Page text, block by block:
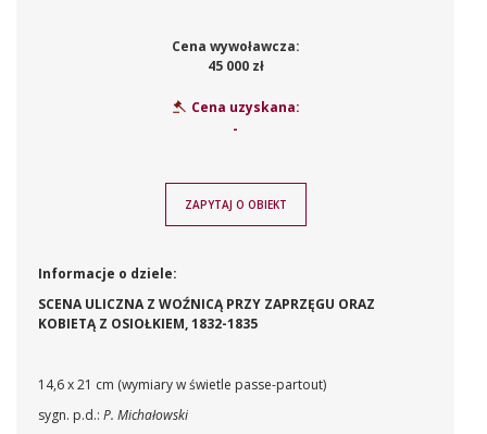
Cena wywoławcza:
45 000 zł
Cena uzyskana:
-
ZAPYTAJ O OBIEKT
Informacje o dziele:
SCENA ULICZNA Z WOŹNICĄ PRZY ZAPRZĘGU ORAZ
KOBIETĄ Z OSIOŁKIEM, 1832-1835
14,6 x 21 cm (wymiary w świetle passe-partout)
sygn. p.d.: P. Michałowski